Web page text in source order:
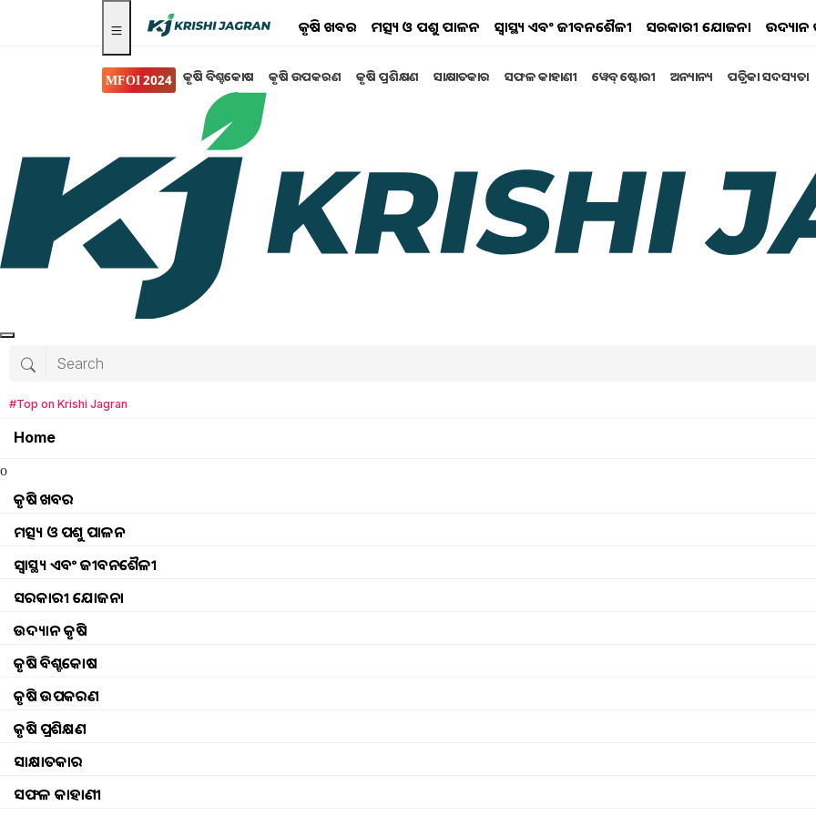
କୃଷି ଖବର ମତ୍ସ୍ୟ ଓ ପଶୁ ପାଳନ ସ୍ୱାସ୍ଥ୍ୟ ଏବଂ ଜୀବନଶୈଳୀ ସରକାରୀ ଯୋଜନା ଉଦ୍ୟାନ
MFOI 2024 କୃଷି ବିଶ୍ବକୋଷ କୃଷି ଉପକରଣ କୃଷି ପ୍ରଶିକ୍ଷଣ ସାକ୍ଷାତକାର ସଫଳ କାହାଣୀ ୱେବ୍ ଷ୍ଟୋରୀ ଅନ୍ୟାନ୍ୟ ପତ୍ରିକା ସଦସ୍ୟତା
#Top on Krishi Jagran
Home
o
କୃଷି ଖବର
ମତ୍ସ୍ୟ ଓ ପଶୁ ପାଳନ
ସ୍ୱାସ୍ଥ୍ୟ ଏବଂ ଜୀବନଶୈଳୀ
ସରକାରୀ ଯୋଜନା
ଉଦ୍ୟାନ କୃଷି
କୃଷି ବିଶ୍ବକୋଷ
କୃଷି ଉପକରଣ
କୃଷି ପ୍ରଶିକ୍ଷଣ
ସାକ୍ଷାତକାର
ସଫଳ କାହାଣୀ
କୃଷି ବିଶ୍ବକୋଷ
Makhana farming: ଧାନ ବିଲରେ କରନ୍ତୁ ମଖାନା ଚାଷ
ଏହି ଚାଷ ଆପଣ ଧାନ ଚାଷ ଜମିରେ ଚାଷ କରିପାରିବେ l ତେବେ ଏହି ନୂଆ କୌଶଳ ଜାଣିବା ପାଇଁ ନିକଟସ୍ଥ କୃଷି ବିଜ୍ଞାନ
କେନ୍ଦ୍ର ସହିତ ଯୋଗାଯୋଗ କରନ୍ତୁ l